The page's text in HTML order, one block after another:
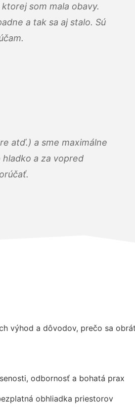
som mala obavy.
a tak sa aj stalo. Sú
atď.) a sme maximálne
a za vopred
výhod a dôvodov, prečo sa
odbornosť a bohatá prax
obhliadka priestorov